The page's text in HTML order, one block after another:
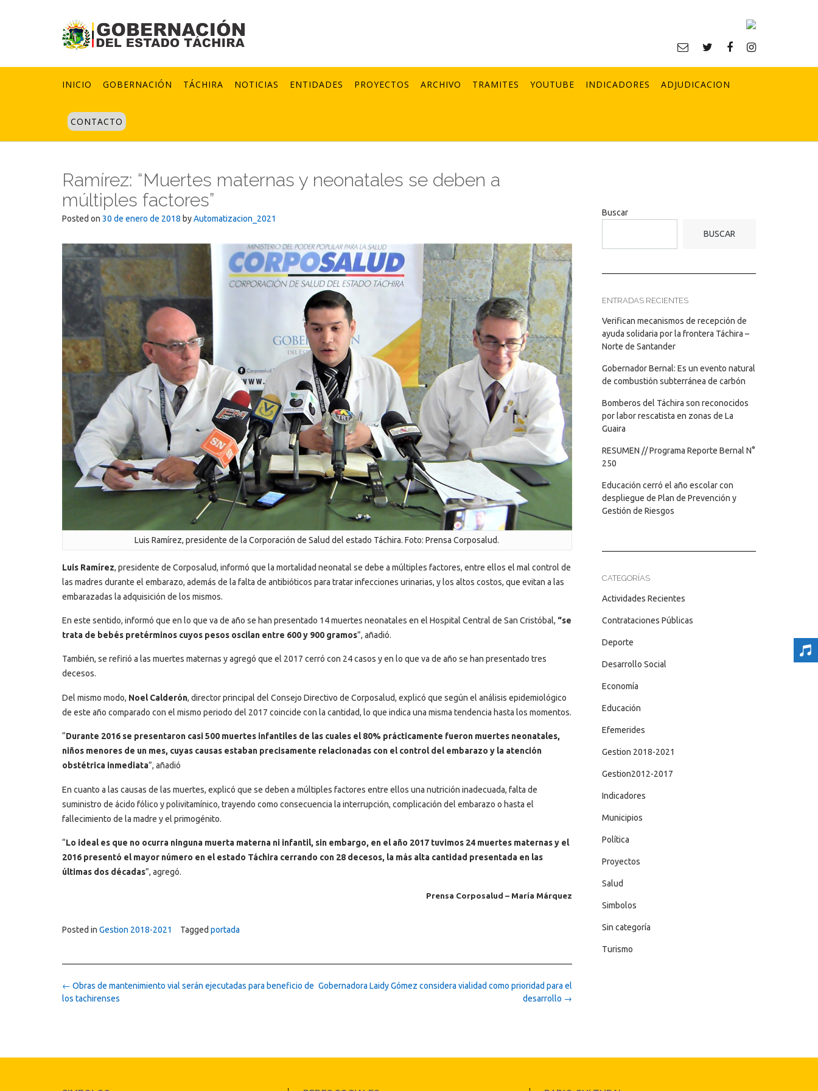
INICIO GOBERNACIÓN TÁCHIRA NOTICIAS ENTIDADES PROYECTOS ARCHIVO TRAMITES YOUTUBE INDICADORES ADJUDICACION
CONTACTO
Ramírez: “Muertes maternas y neonatales se deben a
múltiples factores”
Posted on 30 de enero de 2018 byAutomatizacion_2021
Luis Ramírez, presidente de la Corporación de Salud del estado Táchira. Foto: Prensa Corposalud.
Luis Ramírez, presidente de Corposalud, informó que la mortalidad neonatal se debe a múltiples factores, entre ellos el mal control de
las madres durante el embarazo, además de la falta de antibióticos para tratar infecciones urinarias, y los altos costos, que evitan a las
embarazadas la adquisición de los mismos.
En este sentido, informó que en lo que va de año se han presentado 14 muertes neonatales en el Hospital Central de San Cristóbal, “se
trata de bebés pretérminos cuyos pesos oscilan entre 600 y 900 gramos”, añadió.
También, se refirió a las muertes maternas y agregó que el 2017 cerró con 24 casos y en lo que va de año se han presentado tres
decesos.
Del mismo modo, Noel Calderón, director principal del Consejo Directivo de Corposalud, explicó que según el análisis epidemiológico
de este año comparado con el mismo periodo del 2017 coincide con la cantidad, lo que indica una misma tendencia hasta los momentos.
“Durante 2016 se presentaron casi 500 muertes infantiles de las cuales el 80% prácticamente fueron muertes neonatales,
niños menores de un mes, cuyas causas estaban precisamente relacionadas con el control del embarazo y la atención
obstétrica inmediata”, añadió
En cuanto a las causas de las muertes, explicó que se deben a múltiples factores entre ellos una nutrición inadecuada, falta de
suministro de ácido fólico y polivitamínico, trayendo como consecuencia la interrupción, complicación del embarazo o hasta el
fallecimiento de la madre y el primogénito.
“Lo ideal es que no ocurra ninguna muerta materna ni infantil, sin embargo, en el año 2017 tuvimos 24 muertes maternas y el
2016 presentó el mayor número en el estado Táchira cerrando con 28 decesos, la más alta cantidad presentada en las
últimas dos décadas”, agregó.
Prensa Corposalud – María Márquez
Posted in Gestion 2018-2021 Tagged portada
Post
navigation
Gobernadora Laidy Gómez considera vialidad como prioridad para el
desarrollo →
← Obras de mantenimiento vial serán ejecutadas para beneficio de
los tachirenses
Buscar
BUSCAR
ENTRADAS RECIENTES
Verifican mecanismos de recepción de
ayuda solidaria por la frontera Táchira –
Norte de Santander
Gobernador Bernal: Es un evento natural
de combustión subterránea de carbón
Bomberos del Táchira son reconocidos
por labor rescatista en zonas de La
Guaira
RESUMEN // Programa Reporte Bernal N°
250
Educación cerró el año escolar con
despliegue de Plan de Prevención y
Gestión de Riesgos
CATEGORÍAS
Actividades Recientes
Contrataciones Públicas
Deporte
Desarrollo Social
Economía
Educación
Efemerides
Gestion 2018-2021
Gestion2012-2017
Indicadores
Municipios
Política
Proyectos
Salud
Simbolos
Sin categoría
Turismo